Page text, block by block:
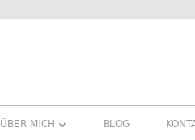
ÜBER MICH BLOG